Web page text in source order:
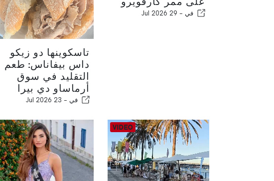
في - 29 Jul 2026
تاسكوينها دو زيكو
داس بيفاناس: طعم
التقليد في سوق
أرماساو دي بيرا
في - 23 Jul 2026